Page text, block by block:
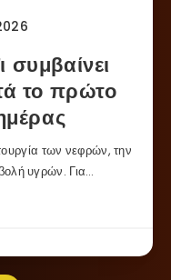
το πρώτο
των νεφρών, την
υγρών. Για…